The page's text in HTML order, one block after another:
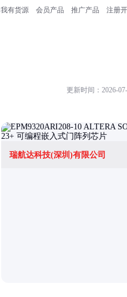
我有货源 会员产品 推广产品 注册
更新时间：2026-
瑞航达科技(深圳)有限公司